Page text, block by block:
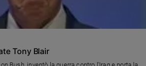
Tony Blair